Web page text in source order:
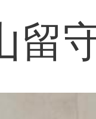
留